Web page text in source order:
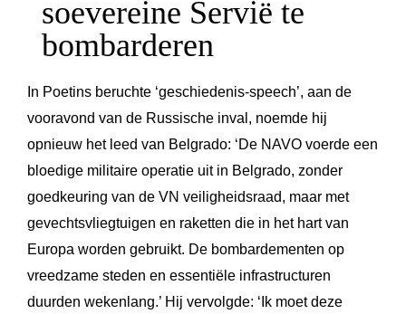
soevereine Servië te
bombarderen
In Poetins beruchte ‘geschiedenis-speech’, aan de
vooravond van de Russische inval, noemde hij
opnieuw het leed van Belgrado: ‘De NAVO voerde een
bloedige militaire operatie uit in Belgrado, zonder
goedkeuring van de VN veiligheidsraad, maar met
gevechtsvliegtuigen en raketten die in het hart van
Europa worden gebruikt. De bombardementen op
vreedzame steden en essentiële infrastructuren
duurden wekenlang.’ Hij vervolgde: ‘Ik moet deze